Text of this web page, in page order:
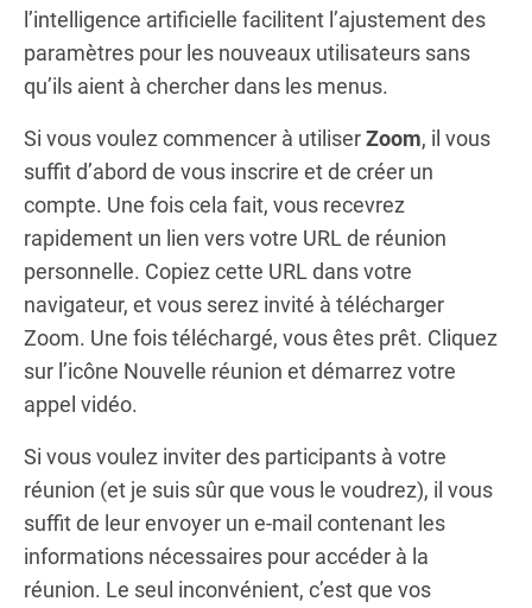
l’intelligence artificielle facilitent l’ajustement des
paramètres pour les nouveaux utilisateurs sans
qu’ils aient à chercher dans les menus.
Si vous voulez commencer à utiliserZoom, il vous
suffit d’abord de vous inscrire et de créer un
compte. Une fois cela fait, vous recevrez
rapidement un lien vers votre URL de réunion
personnelle. Copiez cette URL dans votre
navigateur, et vous serez invité à télécharger
Zoom. Une fois téléchargé, vous êtes prêt. Cliquez
sur l’icône Nouvelle réunion et démarrez votre
appel vidéo.
Si vous voulez inviter des participants à votre
réunion (et je suis sûr que vous le voudrez), il vous
suffit de leur envoyer un e-mail contenant les
informations nécessaires pour accéder à la
réunion. Le seul inconvénient, c’est que vos